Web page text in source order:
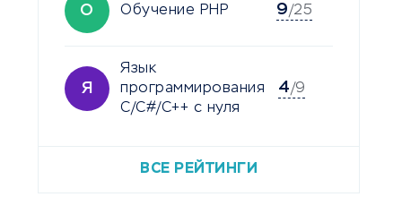
О Обучение PHP 9/25
Я
Язык
программирования
C/C#/C++ с нуля
4/9
ВСЕ РЕЙТИНГИ